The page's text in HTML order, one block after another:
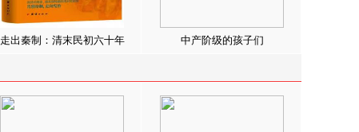
走出秦制：清末民初六十年 中产阶级的孩子们